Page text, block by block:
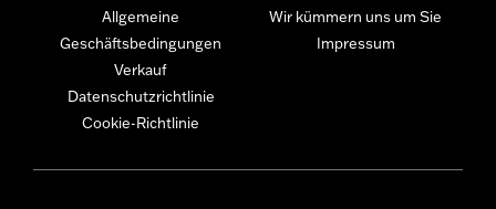
Allgemeine
Geschäftsbedingungen
Verkauf
Datenschutzrichtlinie
Cookie-Richtlinie
Wir kümmern uns um Sie
Impressum